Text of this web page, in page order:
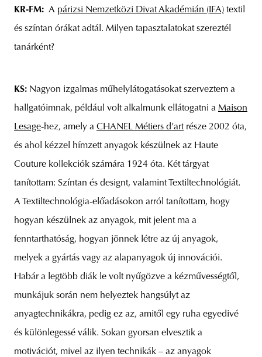
KR-FM: A párizsi Nemzetközi Divat Akadémián (IFA) textil
és színtan órákat adtál. Milyen tapasztalatokat szereztél
tanárként?
KS: Nagyon izgalmas műhelylátogatásokat szerveztem a
hallgatóimnak, például volt alkalmunk ellátogatni a Maison
Lesage-hez, amely a CHANEL Métiers d’artrésze 2002 óta,
és ahol kézzel hímzett anyagok készülnek az Haute
Couture kollekciók számára 1924 óta. Két tárgyat
tanítottam: Színtan és designt, valamint Textiltechnológiát.
A Textiltechnológia-előadásokon arról tanítottam, hogy
hogyan készülnek az anyagok, mit jelent ma a
fenntarthatóság, hogyan jönnek létre az új anyagok,
melyek a gyártás vagy az alapanyagok új innovációi.
Habár a legtöbb diák le volt nyűgözve a kézművességtől,
munkájuk során nem helyeztek hangsúlyt az
anyagtechnikákra, pedig ez az, amitől egy ruha egyedivé
és különlegessé válik. Sokan gyorsan elvesztik a
motivációt, mivel az ilyen technikák – az anyagok